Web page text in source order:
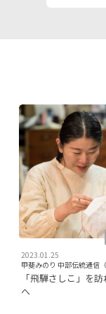
2023.01.25
甲斐みのり 中部伝統通信（
「飛騨さしこ」を
へ